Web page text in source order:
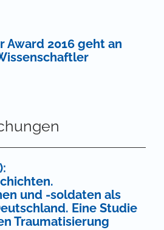
Award 2016 geht an
und -soldaten als
Eine Studie
Traumatisierung